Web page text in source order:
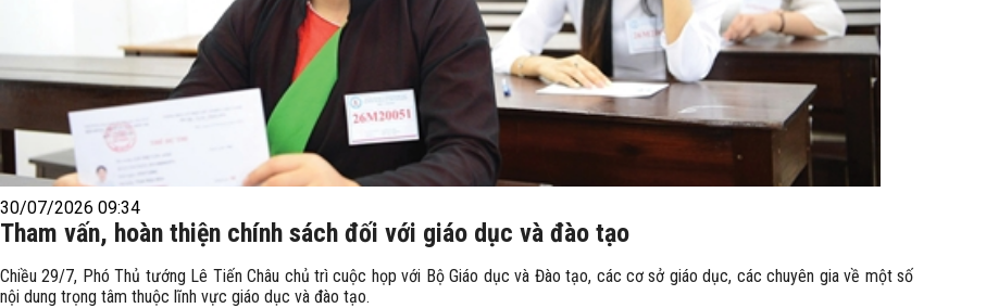
30/07/2026 09:34
Tham vấn, hoàn thiện chính sách đối với giáo dục và đào tạo
Chiều 29/7, Phó Thủ tướng Lê Tiến Châu chủ trì cuộc họp với Bộ Giáo dục và Đào tạo, các cơ sở giáo dục, các chuyên gia về một số
nội dung trọng tâm thuộc lĩnh vực giáo dục và đào tạo.